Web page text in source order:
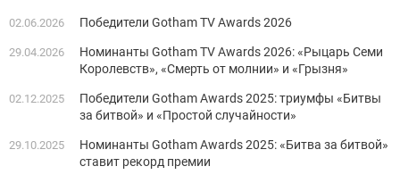
02.06.2026 Победители Gotham TV Awards 2026
29.04.2026
Номинанты Gotham TV Awards 2026: «Рыцарь Семи
Королевств», «Смерть от молнии» и «Грызня»
02.12.2025
Победители Gotham Awards 2025: триумфы «Битвы
за битвой» и «Простой случайности»
29.10.2025
Номинанты Gotham Awards 2025: «Битва за битвой»
ставит рекорд премии